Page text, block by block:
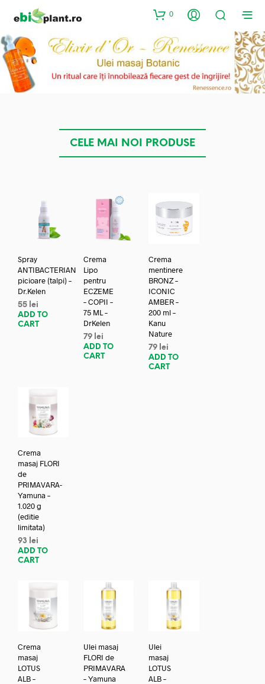
0
CELE MAI NOI PRODUSE
Spray
ANTIBACTERIAN
picioare (talpi) –
Dr.Kelen
55 lei
ADD TO
CART
Crema
Lipo
pentru
ECZEME
– COPII –
75 ML –
DrKelen
79 lei
ADD TO
CART
Crema
mentinere
BRONZ –
ICONIC
AMBER –
200 ml –
Kanu
Nature
79 lei
ADD TO
CART
Crema
masaj FLORI
de
PRIMAVARA-
Yamuna –
1.020 g
(editie
limitata)
93
lei
ADD TO
CART
Crema
masaj
LOTUS
ALB –
Ulei masaj
FLORI de
PRIMAVARA
– Yamuna
Ulei
masaj
LOTUS
ALB –